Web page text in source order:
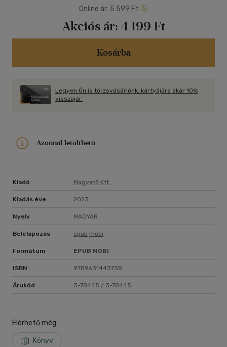
Online ár: 5 599 Ft
Akciós ár: 4 199 Ft
Kosárba
Legyen Ön is törzsvásárlónk, kártyájára akár 10%
visszajár.
Azonnal letölthető
Kiadó Magvető Kft.
Kiadás éve 2023
Nyelv MAGYAR
Belelapozás epub mobi
Formátum EPUB MOBI
ISBN 9789631443738
Árukód 3-78445 / 3-78445
Elérhető még:
Könyv